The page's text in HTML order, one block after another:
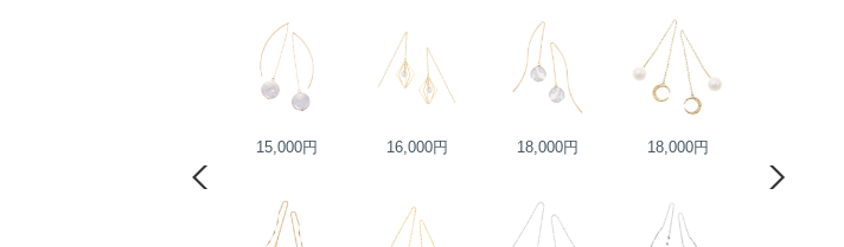
15,000円 16,000円 18,000円 18,000円